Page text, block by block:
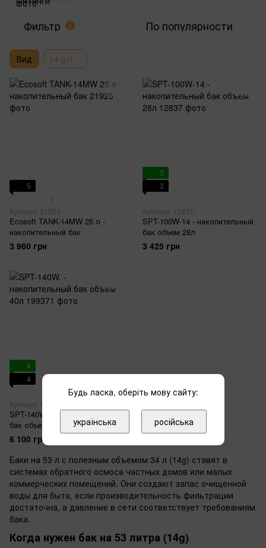
Фильтр 1 По популярности
Вид 14 gal
5
1
Артикул: 21925
Ecosoft TANK-14MW 25 л -
накопительный бак
3 960 грн
3
3
Артикул: 12837
SPT-100W-14 - накопительный
бак объем 28л
3 425 грн
4
4
Артикул: 199371
SPT-140W. - накопительный
бак объем 40л
6 100 грн
Баки на 53 л с полезным объемом 34 л (14g) ставят в
системах обратного осмоса частных домов или малых
коммерческих помещений. Они создают запас очищенной
воды для быта, если производительность фильтрации
достаточна, а давление в сети соответствует требованиям
бака.
Когда нужен бак на 53 литра (14g)
Будь ласка, оберіть мову сайту:
українська російська